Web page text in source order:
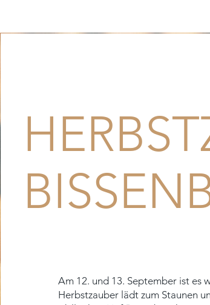
Am 12. und 13. September ist es
Herbstzauber lädt zum Staunen